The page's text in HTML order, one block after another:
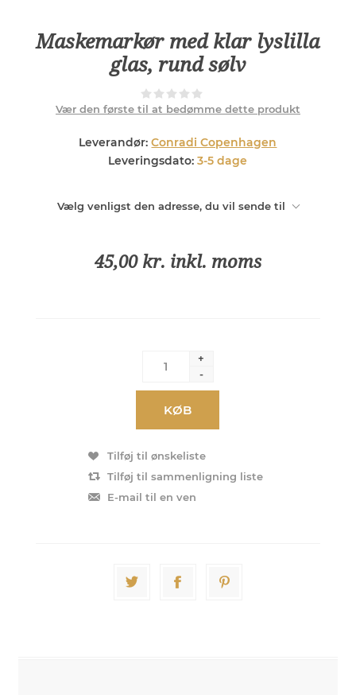
Maskemarkør med klar lyslilla
glas, rund sølv
Vær den første til at bedømme dette produkt
Leverandør: Conradi Copenhagen
Leveringsdato: 3-5 dage
Vælg venligst den adresse, du vil sende til
45,00 kr. inkl. moms
+
-
KØB
Tilføj til ønskeliste
Tilføj til sammenligning liste
E-mail til en ven